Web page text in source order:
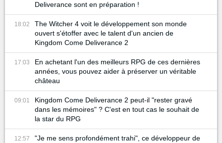
Deliverance sont en préparation !
18:02
The Witcher 4 voit le développement son monde
ouvert s'étoffer avec le talent d'un ancien de
Kingdom Come Deliverance 2
17:03
En achetant l'un des meilleurs RPG de ces dernières
années, vous pouvez aider à préserver un véritable
château
09:01
Kingdom Come Deliverance 2 peut-il "rester gravé
dans les mémoires" ? C'est en tout cas le souhait de
la star du RPG
12:57
"Je me sens profondément trahi", ce développeur de